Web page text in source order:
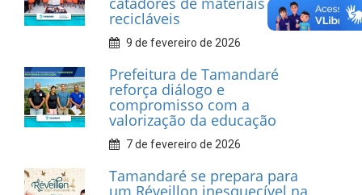
INFORMATIVOS
Prefeitura de Tamandaré
realiza entrega de placas à
Associação dos Taxistas Rota
Car Service
10 de fevereiro de 2026
Dia do Frevo: patrimônio
cultural em movimento